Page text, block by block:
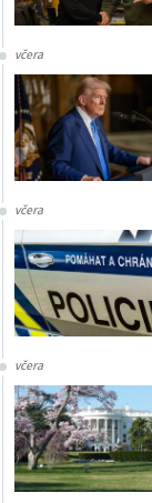
včera
včera
včera